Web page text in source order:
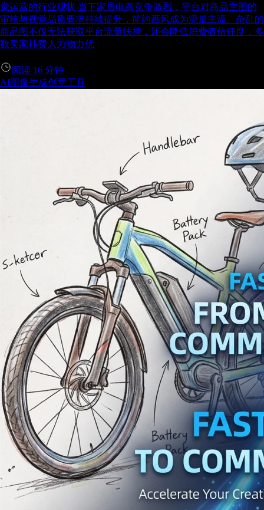
觉运营的行业现状 当下家居电商竞争激烈，平台对商品主图的
审核与视觉品质要求持续提升，简约画风成为流量主流。杂乱的
商品图不仅无法获取平台流量扶持，还会降低消费者信任度，多
数卖家耗费人力物力优
阅读 16 分钟
AI图像生成创意工具